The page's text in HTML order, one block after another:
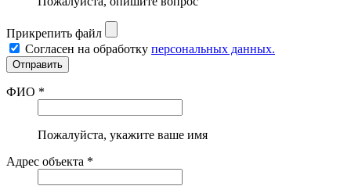
Прикрепить файл
Согласен на обработку персональных данных.
ФИО *
Пожалуйста, укажите ваше имя
Адрес объекта *